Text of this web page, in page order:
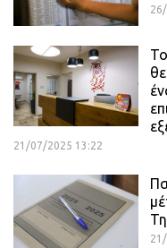
21/07/2025 13:22